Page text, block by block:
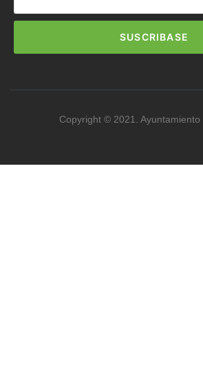
SUSCRIBASE
Copyright © 2021. Ayuntamiento